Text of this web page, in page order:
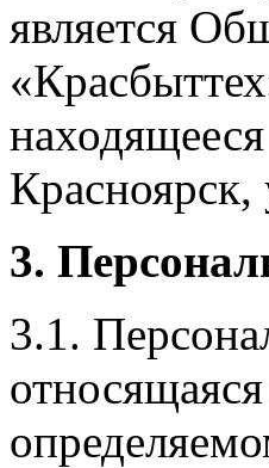
является
Красноярск,
3.
3.1.